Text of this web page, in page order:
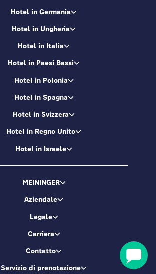
Hotel in Germania
Hotel in Ungheria
Hotel in Italia
Hotel in Paesi Bassi
Hotel in Polonia
Hotel in Spagna
Hotel in Svizzera
Hotel in Regno Unito
Hotel in Israele
MEININGER
Aziendale
Legale
Carriera
Contatto
Servizio di prenotazione